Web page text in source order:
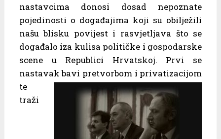
nastavcima donosi dosad nepoznate
pojedinosti o događajima koji su obilježili
našu blisku povijest i rasvjetljava što se
događalo iza kulisa političke i gospodarske
scene u Republici Hrvatskoj. Prvi se
nastavakbavi pretvorbom i privatizacijom
te
traži